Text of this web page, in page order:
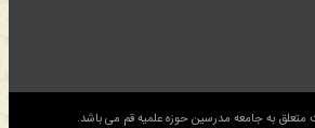
به جامعه مدرسین حوزه علمیه قم می باشد.